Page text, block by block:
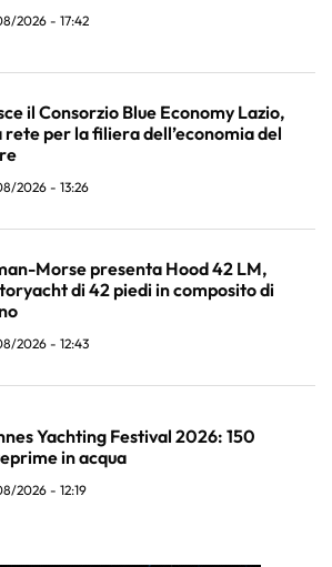
2026 - 17:42
il Consorzio Blue Economy Lazio,
rete per la filiera dell’economia del
2026 - 13:26
Morse presenta Hood 42 LM,
di 42 piedi in composito di
2026 - 12:43
Yachting Festival 2026: 150
in acqua
2026 - 12:19